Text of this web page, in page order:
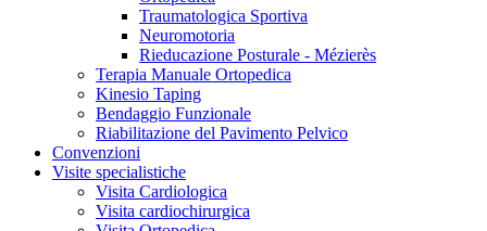
Traumatologica Sportiva
Neuromotoria
Rieducazione Posturale - Mézierès
Terapia Manuale Ortopedica
Kinesio Taping
Bendaggio Funzionale
Riabilitazione del Pavimento Pelvico
Convenzioni
Visite specialistiche
Visita Cardiologica
Visita cardiochirurgica